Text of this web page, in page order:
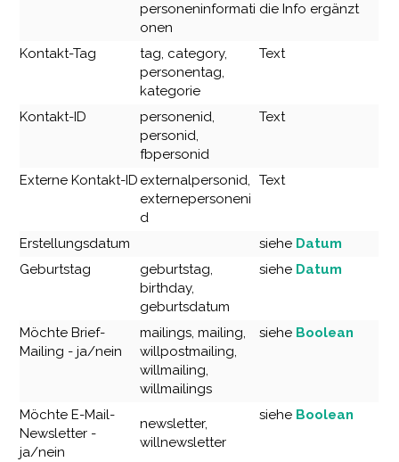
personeninformati
onen
die Info ergänzt
Kontakt-Tag
tag, category,
personentag,
kategorie
Text
Kontakt-ID
personenid,
personid,
fbpersonid
Text
Externe Kontakt-ID externalpersonid,
externepersoneni
d
Text
Erstellungsdatum siehe Datum
Geburtstag
geburtstag,
birthday,
geburtsdatum
siehe Datum
Möchte Brief-
Mailing - ja/nein
mailings, mailing,
willpostmailing,
willmailing,
willmailings
siehe Boolean
Möchte E-Mail-
Newsletter -
ja/nein
newsletter,
willnewsletter
siehe Boolean